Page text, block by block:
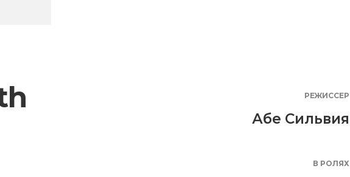
РЕЖИССЕР
Абе Сильвия
В РОЛЯХ